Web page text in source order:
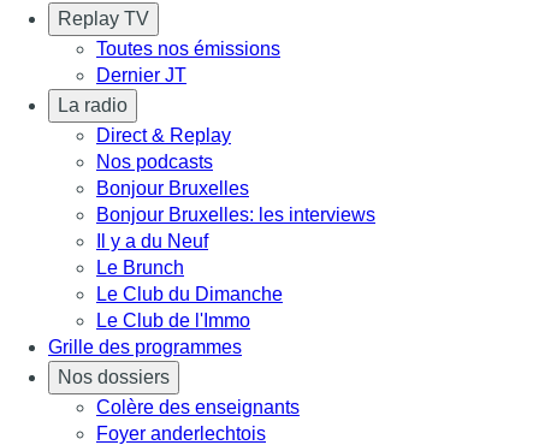
Replay TV
Toutes nos émissions
Dernier JT
La radio
Direct & Replay
Nos podcasts
Bonjour Bruxelles
Bonjour Bruxelles: les interviews
Il y a du Neuf
Le Brunch
Le Club du Dimanche
Le Club de l'Immo
Grille des programmes
Nos dossiers
Colère des enseignants
Foyer anderlechtois